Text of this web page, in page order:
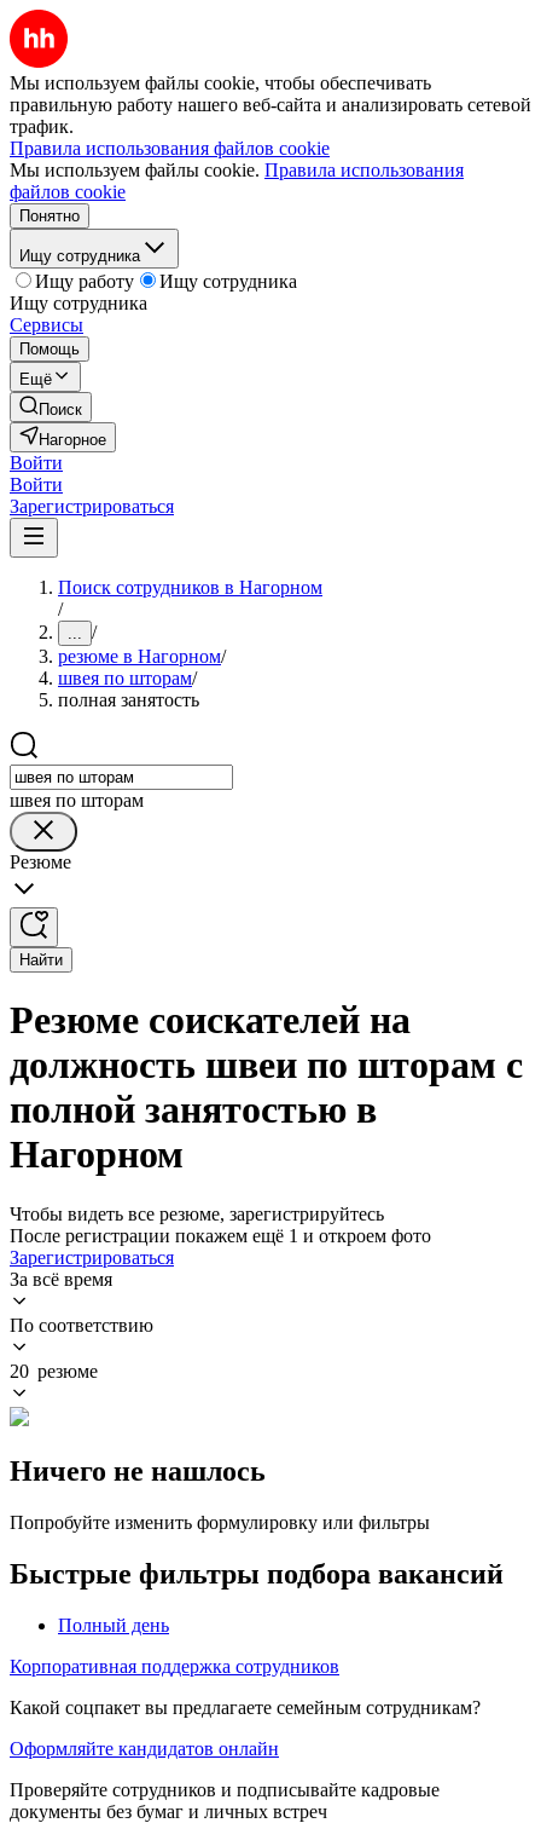
Мы используем файлы cookie, чтобы обеспечивать
правильную работу нашего веб-сайта и анализировать сетевой
трафик.
Правила использования файлов cookie
Мы используем файлы cookie. Правила использования
файлов cookie
Понятно
Ищу сотрудника
Ищу работу
Ищу сотрудника
Ищу сотрудника
Сервисы
Помощь
Ещё
Поиск
Нагорное
Войти
Войти
Зарегистрироваться
Поиск сотрудников в Нагорном
/
... /
резюме в Нагорном/
швея по шторам/
полная занятость
швея по шторам
Резюме
Найти
Резюме соискателей на
должность швеи по шторам с
полной занятостью в
Нагорном
Чтобы видеть все резюме, зарегистрируйтесь
После регистрации покажем ещё 1 и откроем фото
Зарегистрироваться
За всё время
По соответствию
20 резюме
Ничего не нашлось
Попробуйте изменить формулировку или фильтры
Быстрые фильтры подбора вакансий
Полный день
Корпоративная поддержка сотрудников
Какой соцпакет вы предлагаете семейным сотрудникам?
Оформляйте кандидатов онлайн
Проверяйте сотрудников и подписывайте кадровые
документы без бумаг и личных встреч